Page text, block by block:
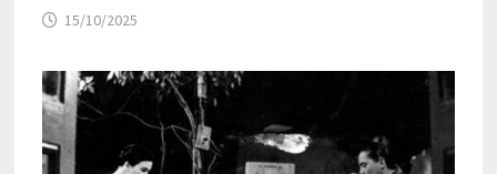
15/10/2025